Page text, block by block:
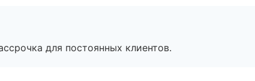
для постоянных клиентов.